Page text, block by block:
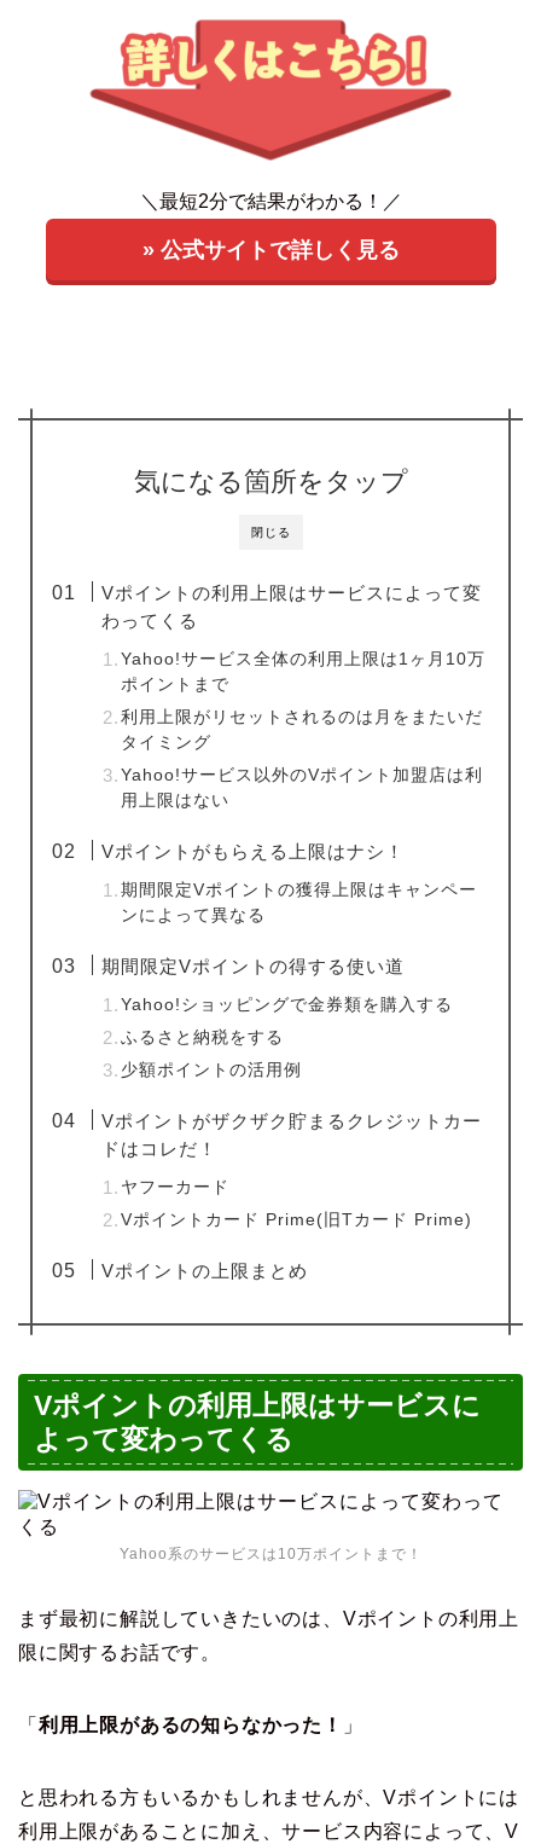
＼最短2分で結果がわかる！／
» 公式サイトで詳しく見る
閉じる
気になる箇所をタップ
Vポイントの利用上限はサービスによって変
わってくる
Yahoo!サービス全体の利用上限は1ヶ月10万
ポイントまで
利用上限がリセットされるのは月をまたいだ
タイミング
Yahoo!サービス以外のVポイント加盟店は利
用上限はない
Vポイントがもらえる上限はナシ！
期間限定Vポイントの獲得上限はキャンペー
ンによって異なる
期間限定Vポイントの得する使い道
Yahoo!ショッピングで金券類を購入する
ふるさと納税をする
少額ポイントの活用例
Vポイントがザクザク貯まるクレジットカー
ドはコレだ！
ヤフーカード
Vポイントカード Prime(旧Tカード Prime)
Vポイントの上限まとめ
Vポイントの利用上限はサービスに
よって変わってくる
Yahoo系のサービスは10万ポイントまで！
まず最初に解説していきたいのは、Vポイントの利用上
限に関するお話です。
「 利用上限があるの知らなかった！ 」
と思われる方もいるかもしれませんが、Vポイントには
利用上限があることに加え、サービス内容によって、V